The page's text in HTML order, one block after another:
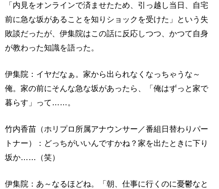
「内見をオンラインで済ませたため、引っ越し当日、自宅
前に急な坂があることを知りショックを受けた」という失
敗談だったが、伊集院はこの話に反応しつつ、かつて自身
が教わった知識を語った。
伊集院：イヤだなぁ。家から出られなくなっちゃうな～
俺。家の前にそんな急な坂があったら、「俺はずっと家で
暮らす」って……。
竹内香苗（ホリプロ所属アナウンサー／番組日替わりパー
トナー）：どっちがいいんですかね？家を出たときに下り
坂か……（笑）
伊集院：あ～なるほどね。「朝、仕事に行くのに憂鬱なと